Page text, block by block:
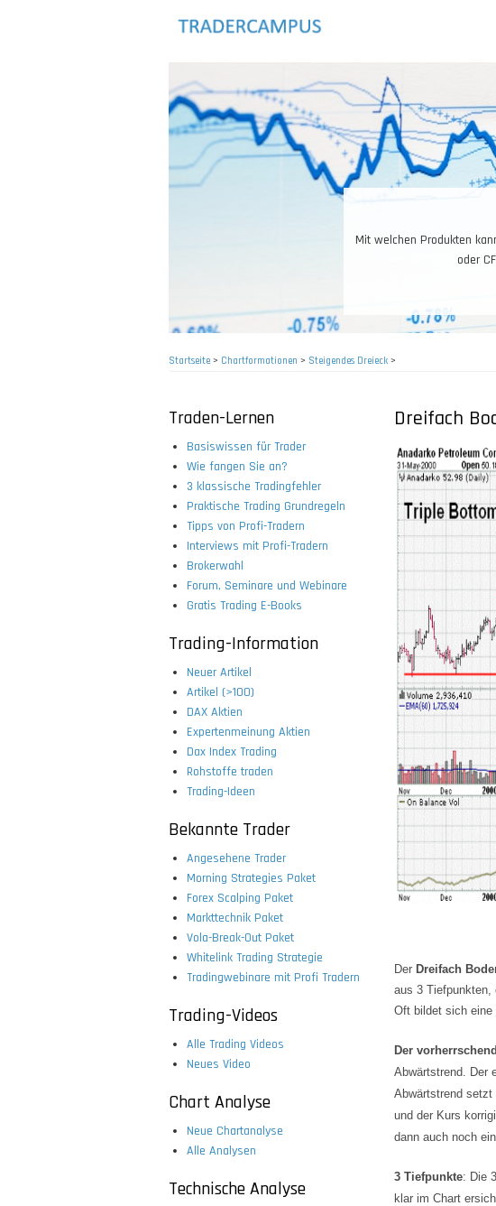
Mit welchen Produkten
oder
Startseite> Chartformationen > Steigendes Dreieck >
Traden-Lernen
Basiswissen für Trader
Wie fangen Sie an?
3 klassische Tradingfehler
Praktische Trading Grundregeln
Tipps von Profi-Tradern
Interviews mit Profi-Tradern
Brokerwahl
Forum, Seminare und Webinare
Gratis Trading E-Books
Trading-Information
Neuer Artikel
Artikel (>100)
DAX Aktien
Expertenmeinung Aktien
Dax Index Trading
Rohstoffe traden
Trading-Ideen
Bekannte Trader
Angesehene Trader
Morning Strategies Paket
Forex Scalping Paket
Markttechnik Paket
Vola-Break-Out Paket
Whitelink Trading Strategie
Tradingwebinare mit Profi Tradern
Trading-Videos
Alle Trading Videos
Neues Video
Chart Analyse
Neue Chartanalyse
Alle Analysen
Technische Analyse
Dreifach
Der Dreifach
aus 3 Tiefpunkten,
Oft bildet sich eine
Der
Abwärtstrend. Der
Abwärtstrend
und der Kurs
dann auch noch
3 Tiefpunkte: Die
klar im Chart